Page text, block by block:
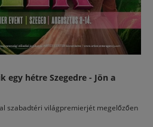
egy hétre Szegedre - Jön a
szabadtéri világpremierjét megelőzően